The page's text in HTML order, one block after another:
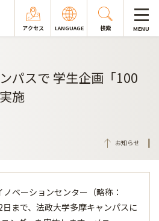
アクセス LANGUAGE 検索 MENU
パスで 学生企画「100
施
お知らせ
ベーションセンター（略称：
まで、法政大学多摩キャンパスに